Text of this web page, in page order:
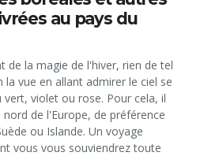
au pays du
de la magie de l'hiver, rien de tel
vue en allant admirer le ciel se
violet ou rose. Pour cela, il
de l'Europe, de préférence
ou Islande. Un voyage
vous vous souviendrez toute